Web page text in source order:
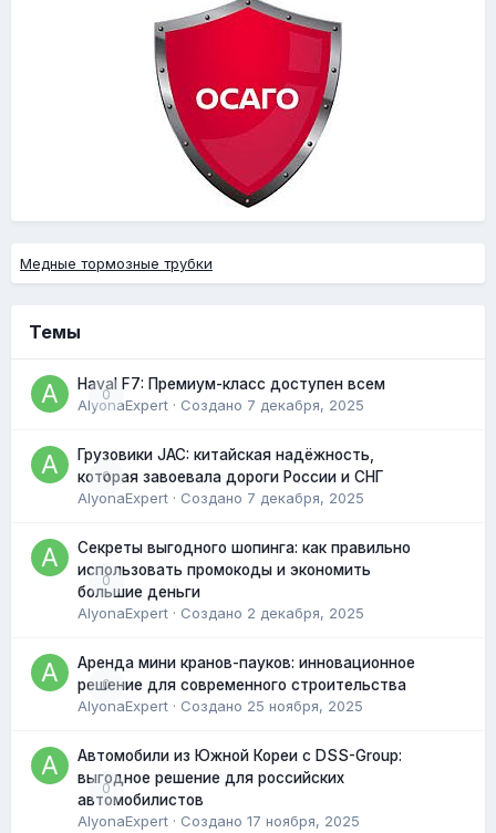
Медные тормозные трубки
Темы
0
Haval F7: Премиум-класс доступен всем
AlyonaExpert · Создано 7 декабря, 2025
0
Грузовики JAC: китайская надёжность,
которая завоевала дороги России и СНГ
AlyonaExpert · Создано 7 декабря, 2025
0
Секреты выгодного шопинга: как правильно
использовать промокоды и экономить
большие деньги
AlyonaExpert · Создано 2 декабря, 2025
0
Аренда мини кранов-пауков: инновационное
решение для современного строительства
AlyonaExpert · Создано 25 ноября, 2025
0
Автомобили из Южной Кореи с DSS-Group:
выгодное решение для российских
автомобилистов
AlyonaExpert · Создано 17 ноября, 2025